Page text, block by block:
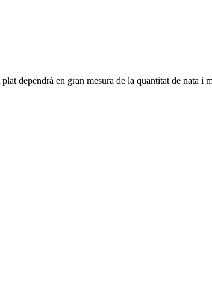
dependrà en gran mesura de la quantitat de nata i